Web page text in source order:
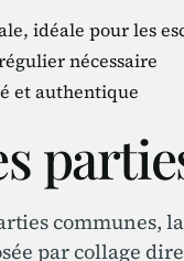
idéale pour les
nécessaire
et authentique
communes,
par collage